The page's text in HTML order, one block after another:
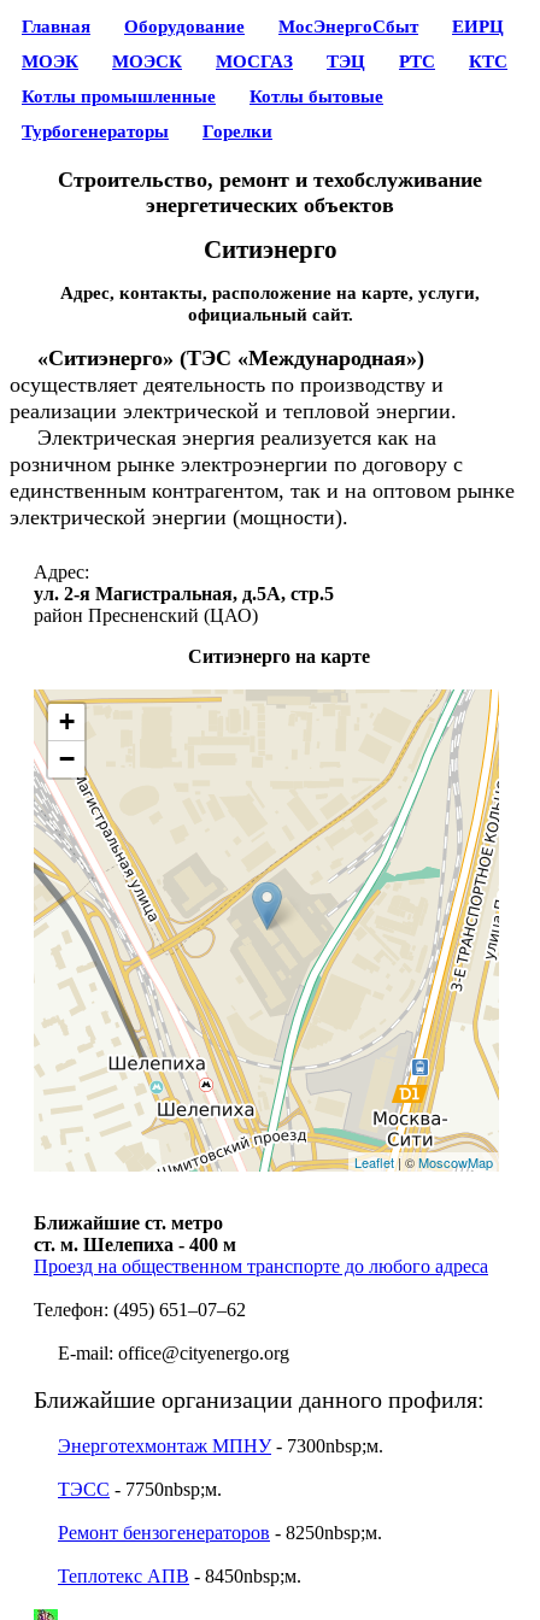
Главная Оборудование МосЭнергоСбыт
ЕИРЦ
МОЭК
МОЭСК МОСГАЗ ТЭЦ РТС
КТС
Котлы промышленные
Котлы бытовые
Турбогенераторы
Горелки
Строительство, ремонт и техобслуживание
энергетических объектов
Ситиэнерго
Адрес, контакты, расположение на карте, услуги,
официальный сайт.
«Ситиэнерго» (ТЭС «Международная»)
осуществляет деятельность по производству и
реализации электрической и тепловой энергии.
Электрическая энергия реализуется как на
розничном рынке электроэнергии по договору с
единственным контрагентом, так и на оптовом рынке
электрической энергии (мощности).
Адрес:
ул. 2-я Магистральная, д.5А, стр.5
район Пресненский (ЦАО)
Ситиэнерго на карте
+
−
Leaflet| ©MoscowMap
Ближайшие ст. метро
ст. м. Шелепиха - 400 м
Проезд на общественном транспорте до любого адреса
Телефон: (495) 651–07–62
E-mail: office@cityenergo.org
Ближайшие организации данного профиля:
Энерготехмонтаж МПНУ- 7300nbsp;м.
ТЭСС - 7750nbsp;м.
Ремонт бензогенераторов - 8250nbsp;м.
Теплотекс АПВ - 8450nbsp;м.